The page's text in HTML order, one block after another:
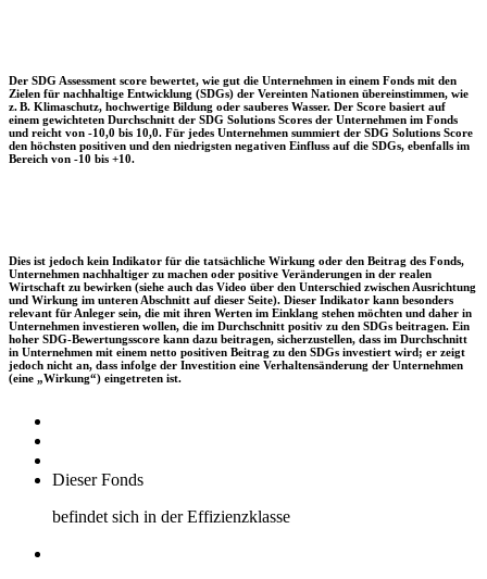
Der SDG Assessment score bewertet, wie gut die Unternehmen in einem Fonds mit den
Zielen für nachhaltige Entwicklung (SDGs) der Vereinten Nationen übereinstimmen, wie
z. B. Klimaschutz, hochwertige Bildung oder sauberes Wasser. Der Score basiert auf
einem gewichteten Durchschnitt der SDG Solutions Scores der Unternehmen im Fonds
und reicht von -10,0 bis 10,0. Für jedes Unternehmen summiert der SDG Solutions Score
den höchsten positiven und den niedrigsten negativen Einfluss auf die SDGs, ebenfalls im
Bereich von -10 bis +10.
Dies ist jedoch kein Indikator für die tatsächliche Wirkung oder den Beitrag des Fonds,
Unternehmen nachhaltiger zu machen oder positive Veränderungen in der realen
Wirtschaft zu bewirken (siehe auch das Video über den Unterschied zwischen Ausrichtung
und Wirkung im unteren Abschnitt auf dieser Seite). Dieser Indikator kann besonders
relevant für Anleger sein, die mit ihren Werten im Einklang stehen möchten und daher in
Unternehmen investieren wollen, die im Durchschnitt positiv zu den SDGs beitragen. Ein
hoher SDG-Bewertungsscore kann dazu beitragen, sicherzustellen, dass im Durchschnitt
in Unternehmen mit einem netto positiven Beitrag zu den SDGs investiert wird; er zeigt
jedoch nicht an, dass infolge der Investition eine Verhaltensänderung der Unternehmen
(eine „Wirkung“) eingetreten ist.
Dieser Fonds
befindet sich in der Effizienzklasse